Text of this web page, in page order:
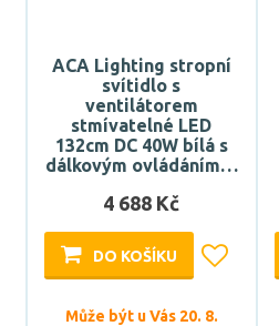
ACA Lighting stropní
svítidlo s
ventilátorem
stmívatelné LED
132cm DC 40W bílá s
dálkovým ovládáním…
4 688 Kč
DO KOŠÍKU
Může být u Vás 20. 8.